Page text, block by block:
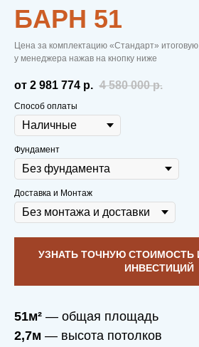
БAРН 51
Цена за комплектацию «Стандарт»
у менеджера нажав на кнопку ниже
от 2 981 774 р. 4 580 000 р.
Способ оплаты
Фундамент
Доставка и Монтаж
УЗНАТЬ ТОЧНУЮ СТОИМОСТЬ
ИНВЕСТИЦИЙ
51м² — общая площадь
2,7м — высота потолков